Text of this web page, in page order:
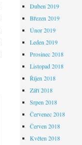
Duben 2019
Březen 2019
Únor 2019
Leden 2019
Prosinec 2018
Listopad 2018
Říjen 2018
Září 2018
Srpen 2018
Červenec 2018
Červen 2018
Květen 2018